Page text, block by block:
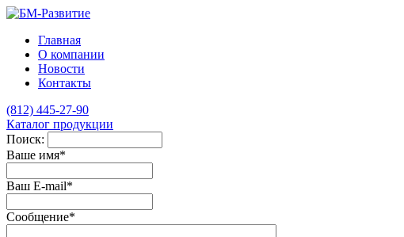
Главная
О компании
Новости
Контакты
(812) 445-27-90
Каталог продукции
Поиск:
Ваше имя*
Ваш E-mail*
Сообщение*